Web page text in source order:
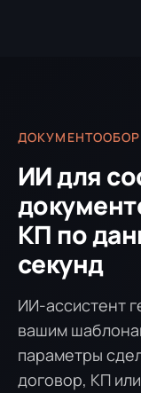
ИИ для
КП по
секунд
ИИ-ассистент
вашим
параметры
договор, КП